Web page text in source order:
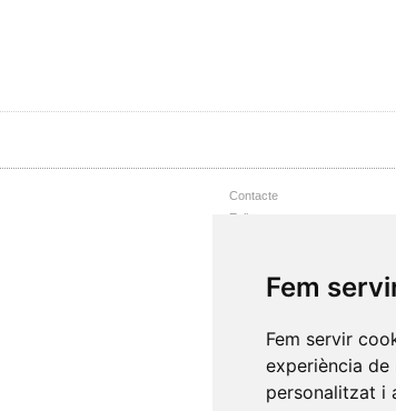
Fem
Fem servir
experiència
personalitzat i
Contacte
Enllaços
Mapa web